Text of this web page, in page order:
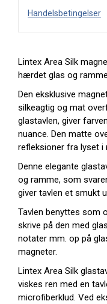
Handelsbetingelser
Lintex Area Silk
hærdet glas og
Den eksklusive
silkeagtig og mat
glastavlen, giver
nuance. Den matte
refleksioner fra lyset i
Denne elegante
og ramme, som
giver tavlen et smukt
Tavlen benyttes som
skrive på den med
notater mm. op på
magneter.
Lintex Area Silk
viskes ren med en
microfiberklud. Ved